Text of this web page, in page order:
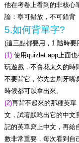
他在考卷上看到的非核心
論：寧可錯放，不可錯背
5.如何背單字?
(這三點都要用，1.隨時
(1) 使用quizlet app上面
玩遊戲，不會花太久的時
不要背它，你先去刷牙嘴
時候都可以拿出來。
(2)再背不起來的那種英
文，試著默唸出它的中文
記的英單寫上中文，再給
數非常重要，每次看到自